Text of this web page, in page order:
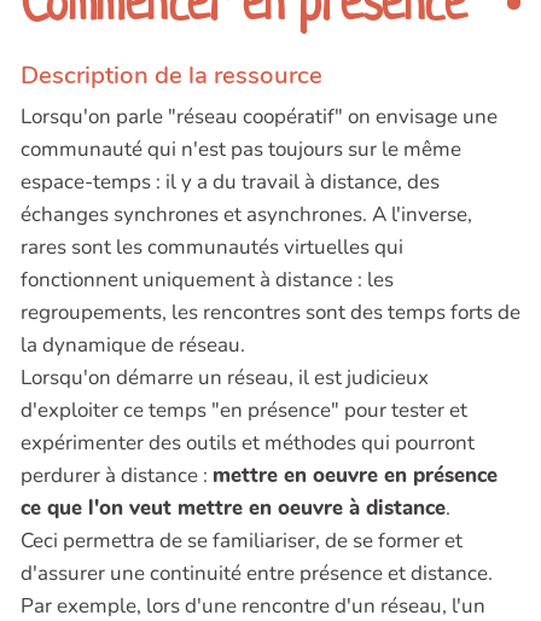
Description de la ressource
Lorsqu'on parle "réseau coopératif" on envisage une
communauté qui n'est pas toujours sur le même
espace-temps : il y a du travail à distance, des
échanges synchrones et asynchrones. A l'inverse,
rares sont les communautés virtuelles qui
fonctionnent uniquement à distance : les
regroupements, les rencontres sont des temps forts de
la dynamique de réseau.
Lorsqu'on démarre un réseau, il est judicieux
d'exploiter ce temps "en présence" pour tester et
expérimenter des outils et méthodes qui pourront
perdurer à distance : mettre en oeuvre en présence
ce que l'on veut mettre en oeuvre à distance.
Ceci permettra de se familiariser, de se former et
d'assurer une continuité entre présence et distance.
Par exemple, lors d'une rencontre d'un réseau, l'un